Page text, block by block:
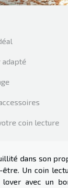
coin lecture
dans son
Un coin
avec un